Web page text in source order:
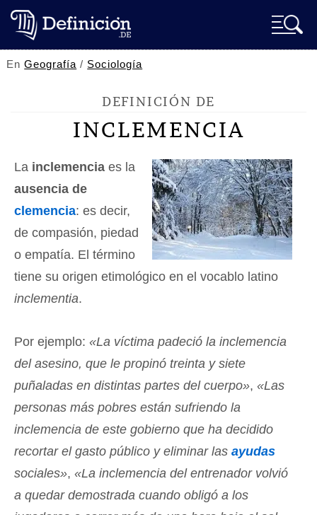
EnGeografía / Sociología
DEFINICIÓN DE
INCLEMENCIA
La inclemencia es la
ausencia de
clemencia: es decir,
de compasión, piedad
o empatía. El término
tiene su origen etimológico en el vocablo latino
inclementia.
Por ejemplo: «La víctima padeció la inclemencia
del asesino, que le propinó treinta y siete
puñaladas en distintas partes del cuerpo», «Las
personas más pobres están sufriendo la
inclemencia de este gobierno que ha decidido
recortar el gasto público y eliminar las ayudas
sociales», «La inclemencia del entrenador volvió
a quedar demostrada cuando obligó a los